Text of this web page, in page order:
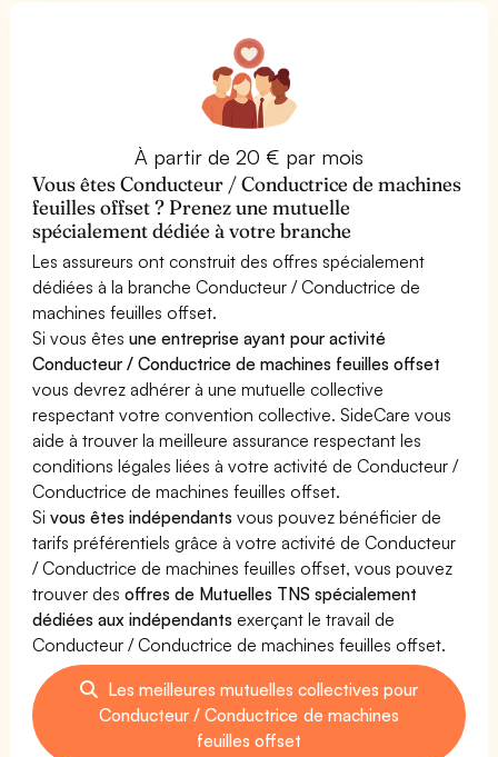
À partir de 20 € par mois
Vous êtes Conducteur / Conductrice de machines
feuilles offset ? Prenez une mutuelle
spécialement dédiée à votre branche
Les assureurs ont construit des offres spécialement
dédiées à la branche Conducteur / Conductrice de
machines feuilles offset.
Si vous êtesune entreprise ayant pour activité
Conducteur / Conductrice de machines feuilles offset
vous devrez adhérer à une mutuelle collective
respectant votre convention collective. SideCare vous
aide à trouver la meilleure assurance respectant les
conditions légales liées à votre activité de Conducteur /
Conductrice de machines feuilles offset.
Sivous êtes indépendants vous pouvez bénéficier de
tarifs préférentiels grâce à votre activité de Conducteur
/ Conductrice de machines feuilles offset, vous pouvez
trouver desoffres de Mutuelles TNS spécialement
dédiées aux indépendants exerçant le travail de
Conducteur / Conductrice de machines feuilles offset.
Les meilleures mutuelles collectives pour
Conducteur / Conductrice de machines
feuilles offset